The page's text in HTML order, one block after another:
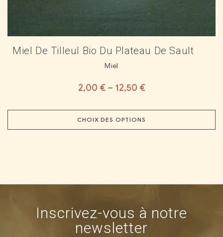
Miel De Tilleul Bio Du Plateau De Sault
Miel
2,00 €– 12,50 €
CHOIX DES OPTIONS
Inscrivez-vous à notre
newsletter